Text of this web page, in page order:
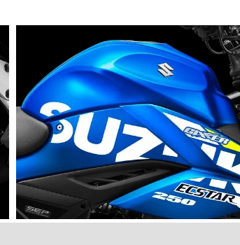
ESTILO NAKED DEPORTIVO:
La moto tiene un diseño deportivo y agresivo
hará destacar en cualquier lugar. Su
carenado proyectan líneas estilizadas que
su personalidad deportiva y agresiva.